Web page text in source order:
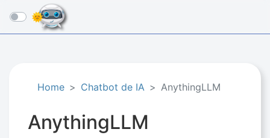
☰
Home Chatbot de IA AnythingLLM
AnythingLLM